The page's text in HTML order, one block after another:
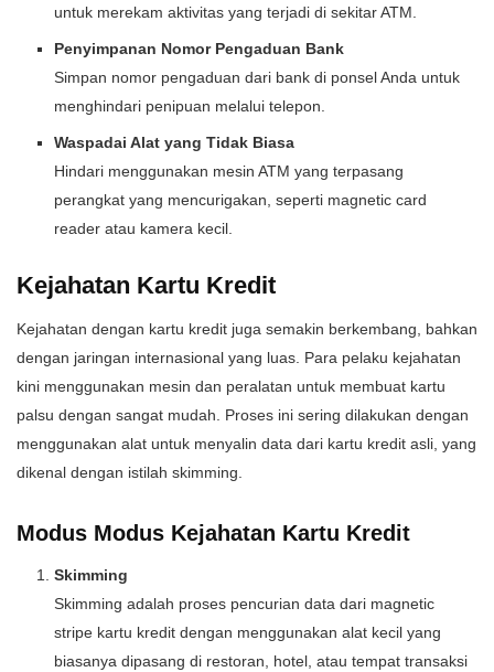
untuk merekam aktivitas yang terjadi di sekitar ATM.
Penyimpanan Nomor Pengaduan Bank
Simpan nomor pengaduan dari bank di ponsel Anda untuk
menghindari penipuan melalui telepon.
Waspadai Alat yang Tidak Biasa
Hindari menggunakan mesin ATM yang terpasang
perangkat yang mencurigakan, seperti magnetic card
reader atau kamera kecil.
Kejahatan Kartu Kredit
Kejahatan dengan kartu kredit juga semakin berkembang, bahkan
dengan jaringan internasional yang luas. Para pelaku kejahatan
kini menggunakan mesin dan peralatan untuk membuat kartu
palsu dengan sangat mudah. Proses ini sering dilakukan dengan
menggunakan alat untuk menyalin data dari kartu kredit asli, yang
dikenal dengan istilah skimming.
Modus Modus Kejahatan Kartu Kredit
Skimming
Skimming adalah proses pencurian data dari magnetic
stripe kartu kredit dengan menggunakan alat kecil yang
biasanya dipasang di restoran, hotel, atau tempat transaksi